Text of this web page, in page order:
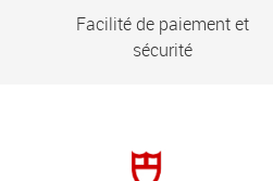
Facilité de paiement et
sécurité